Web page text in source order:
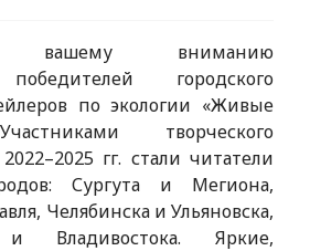
вашему вниманию
городского
по экологии «Живые
творческого
гг. стали читатели
Сургута и Мегиона,
Челябинска и Ульяновска,
и Владивостока. Яркие,